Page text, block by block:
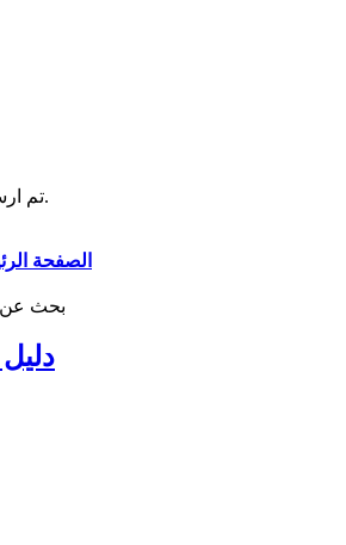
تم ارسال رابط استعادة كلمة المرور الى بريدك بنجاح.
الصفحة
بحث عن